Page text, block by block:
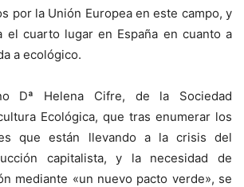
por la Unión Europea en este campo, y
el cuarto lugar en España en cuanto a
a ecológico.
Dª Helena Cifre, de la Sociedad
Ecológica, que tras enumerar los
que están llevando a la crisis del
capitalista, y la necesidad de
mediante «un nuevo pacto verde», se